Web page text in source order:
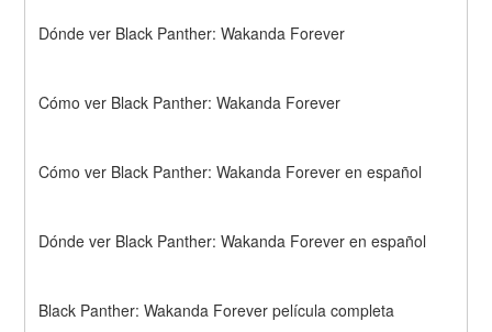
Dónde ver Black Panther: Wakanda Forever
Cómo ver Black Panther: Wakanda Forever
Cómo ver Black Panther: Wakanda Forever en español
Dónde ver Black Panther: Wakanda Forever en español
Black Panther: Wakanda Forever película completa